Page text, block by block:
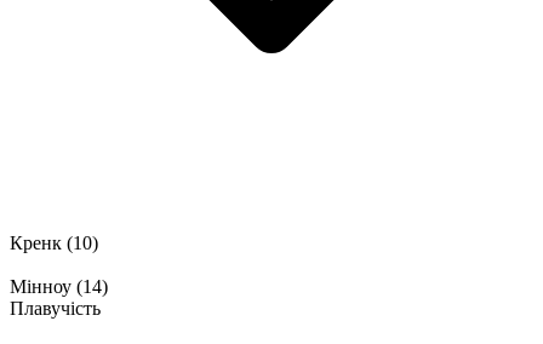
Кренк (10)
Мінноу (14)
Плавучість